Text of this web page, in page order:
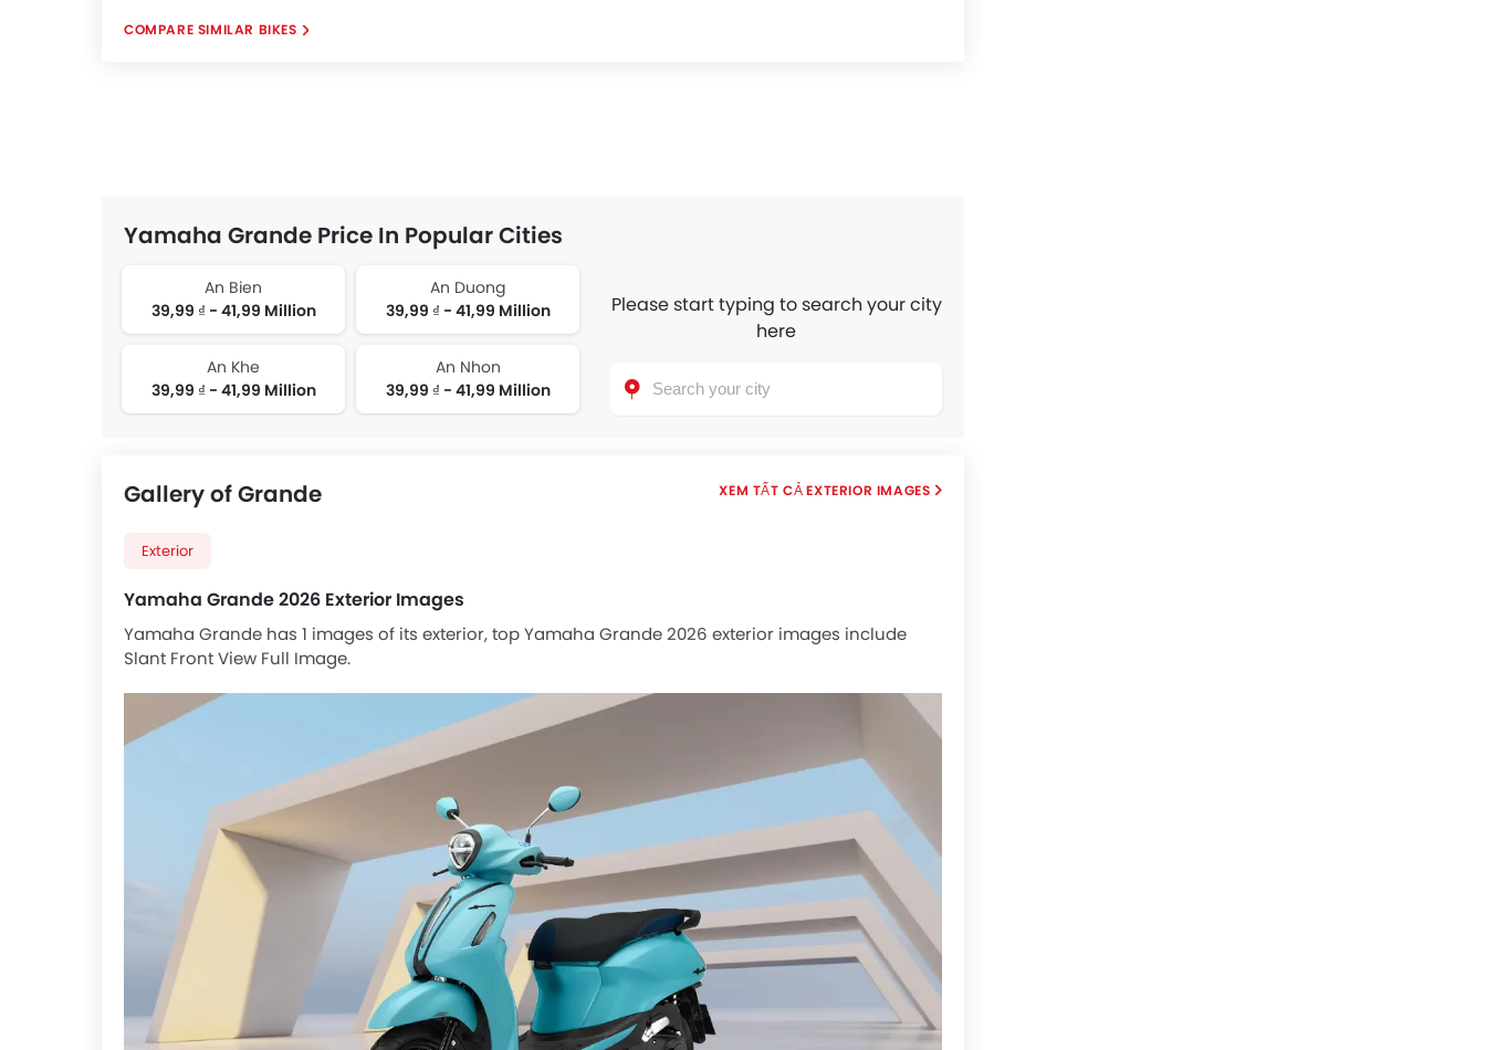
COMPARE SIMILAR BIKES
Yamaha Grande Price In Popular Cities
An Bien
39,99 ₫ - 41,99 Million
An Duong
39,99 ₫ - 41,99 Million
An Khe
39,99 ₫ - 41,99 Million
An Nhon
39,99 ₫ - 41,99 Million
Please start typing to search your city
here
Gallery of Grande
Exterior
Yamaha Grande 2026 Exterior Images
EXTERIOR IMAGES
Yamaha Grande has 1 images of its exterior, top Yamaha Grande 2026 exterior images include
Slant Front View Full Image.